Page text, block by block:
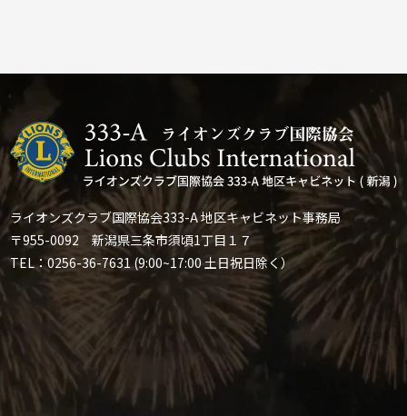
ライオンズクラブ国際協会333-A 地区キャビネット事務局
〒955-0092 新潟県三条市須頃1丁目１７
TEL：0256-36-7631 (9:00~17:00 土日祝日除く）